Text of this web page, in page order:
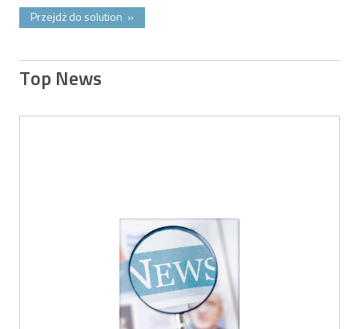
Przejdż do solution »
Top News